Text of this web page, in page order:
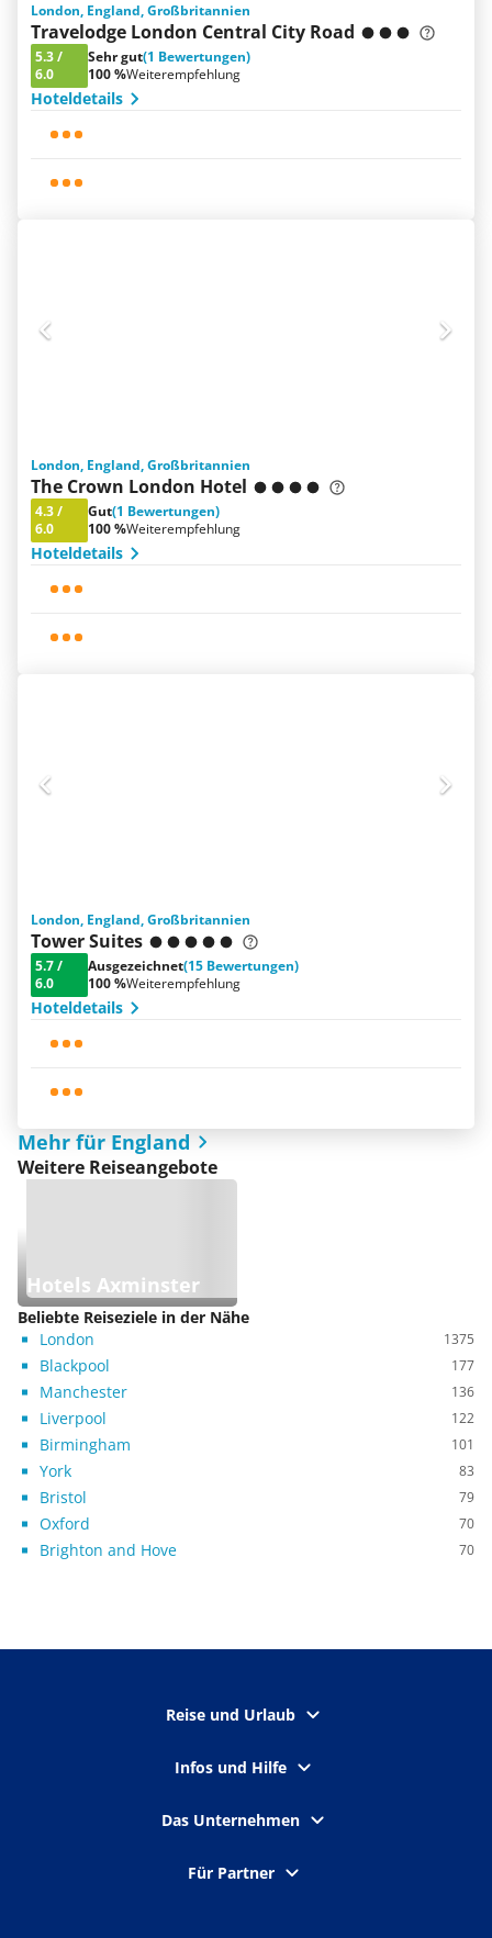
London, England, Großbritannien
Travelodge London Central City Road
5.3/
6.0
Sehr gut(1 Bewertungen)
100 %Weiterempfehlung
Hoteldetails
London, England, Großbritannien
The Crown London Hotel
4.3/
6.0
Gut(1 Bewertungen)
100 %Weiterempfehlung
Hoteldetails
London, England, Großbritannien
Tower Suites
5.7/
6.0
Ausgezeichnet(15 Bewertungen)
100 %Weiterempfehlung
Hoteldetails
Mehr für England
Weitere Reiseangebote
Hotels Axminster
Beliebte Reiseziele in der Nähe
London
1375
Blackpool 177
Manchester 136
Liverpool 122
Birmingham 101
York 83
Bristol 79
Oxford 70
Brighton and Hove 70
Reise und Urlaub
Infos und Hilfe
Das Unternehmen
Für Partner